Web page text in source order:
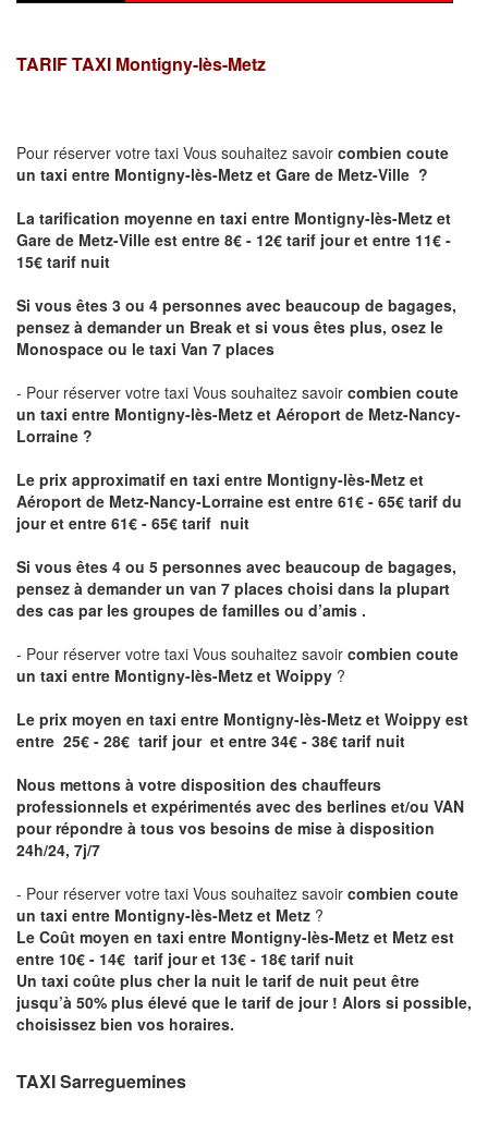
TARIF TAXI Montigny-lès-Metz
Pour réserver votre taxi Vous souhaitez savoir combien coute
un taxi entre Montigny-lès-Metz et Gare de Metz-Ville ?
La tarification moyenne en taxi entre Montigny-lès-Metz et
Gare de Metz-Ville est entre 8€ - 12€ tarif jour et entre 11€ -
15€ tarif nuit
Si vous êtes 3 ou 4 personnes avec beaucoup de bagages,
pensez à demander un Break et si vous êtes plus, osez le
Monospace ou le taxi Van 7 places
- Pour réserver votre taxi Vous souhaitez savoir combien coute
un taxi entre Montigny-lès-Metz et Aéroport de Metz-Nancy-
Lorraine ?
Le prix approximatif en taxi entre Montigny-lès-Metz et
Aéroport de Metz-Nancy-Lorraine est entre 61€ - 65€ tarif du
jour et entre 61€ - 65€ tarif nuit
Si vous êtes 4 ou 5 personnes avec beaucoup de bagages,
pensez à demander un van 7 places choisi dans la plupart
des cas par les groupes de familles ou d’amis .
- Pour réserver votre taxi Vous souhaitez savoir combien coute
un taxi entre Montigny-lès-Metz et Woippy ?
Le prix moyen en taxi entre Montigny-lès-Metz et Woippy est
entre 25€ - 28€ tarif jour et entre 34€ - 38€ tarif nuit
Nous mettons à votre disposition des chauffeurs
professionnels et expérimentés avec des berlines et/ou VAN
pour répondre à tous vos besoins de mise à disposition
24h/24, 7j/7
- Pour réserver votre taxi Vous souhaitez savoir combien coute
un taxi entre Montigny-lès-Metz et Metz ?
Le Coût moyen en taxi entre Montigny-lès-Metz et Metz est
entre 10€ - 14€ tarif jour et 13€ - 18€ tarif nuit
Un taxi coûte plus cher la nuit le tarif de nuit peut être
jusqu’à 50% plus élevé que le tarif de jour ! Alors si possible,
choisissez bien vos horaires.
TAXI Sarreguemines